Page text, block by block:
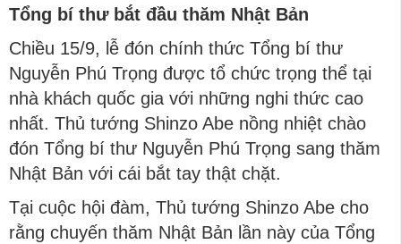
Tổng bí thư bắt đầu thăm Nhật Bản
Chiều 15/9, lễ đón chính thức Tổng bí thư
Nguyễn Phú Trọng được tổ chức trọng thể tại
nhà khách quốc gia với những nghi thức cao
nhất. Thủ tướng Shinzo Abe nồng nhiệt chào
đón Tổng bí thư Nguyễn Phú Trọng sang thăm
Nhật Bản với cái bắt tay thật chặt.
Tại cuộc hội đàm, Thủ tướng Shinzo Abe cho
rằng chuyến thăm Nhật Bản lần này của Tổng